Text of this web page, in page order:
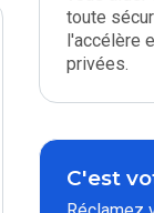
toute
l'accélère
privées.
C'est